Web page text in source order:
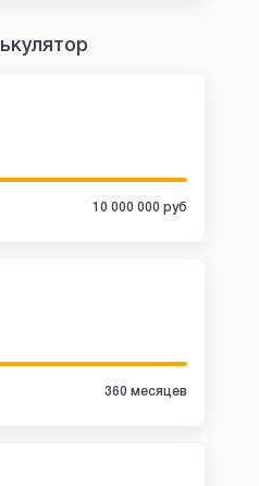
10 000 000 руб
360 месяцев